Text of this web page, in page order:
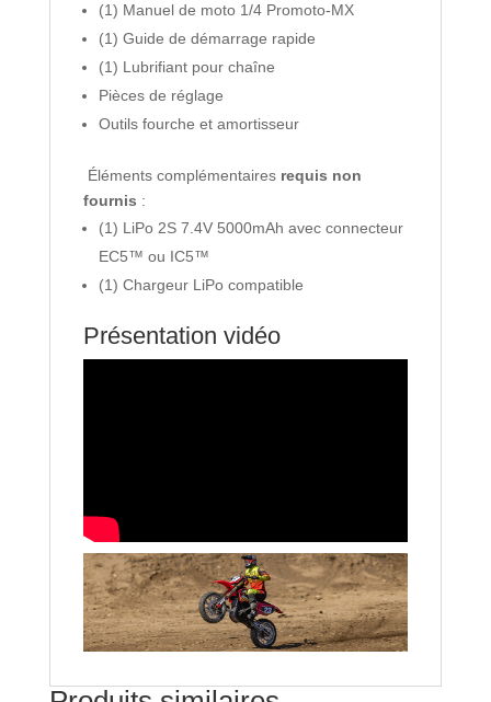
(1) Manuel de moto 1/4 Promoto-MX
(1) Guide de démarrage rapide
(1) Lubrifiant pour chaîne
Pièces de réglage
Outils fourche et amortisseur
Éléments complémentaires requis non
fournis :
(1) LiPo 2S 7.4V 5000mAh avec connecteur
EC5™ ou IC5™
(1) Chargeur LiPo compatible
Présentation vidéo